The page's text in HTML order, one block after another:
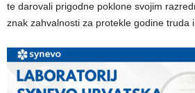
te darovali prigodne poklone svojim
znak zahvalnosti za protekle godine truda